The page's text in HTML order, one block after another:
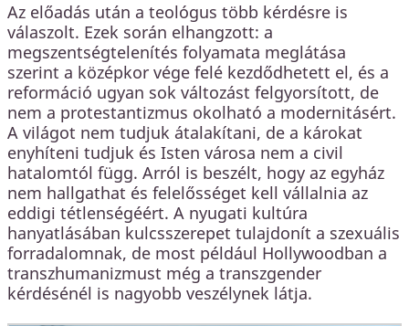
Az előadás után a teológus több kérdésre is
válaszolt. Ezek során elhangzott: a
megszentségtelenítés folyamata meglátása
szerint a középkor vége felé kezdődhetett el, és a
reformáció ugyan sok változást felgyorsított, de
nem a protestantizmus okolható a modernitásért.
A világot nem tudjuk átalakítani, de a károkat
enyhíteni tudjuk és Isten városa nem a civil
hatalomtól függ. Arról is beszélt, hogy az egyház
nem hallgathat és felelősséget kell vállalnia az
eddigi tétlenségéért. A nyugati kultúra
hanyatlásában kulcsszerepet tulajdonít a szexuális
forradalomnak, de most például Hollywoodban a
transzhumanizmust még a transzgender
kérdésénél is nagyobb veszélynek látja.